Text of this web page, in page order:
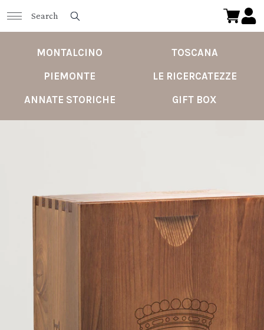
MONTALCINO
TOSCANA
PIEMONTE
LE RICERCATEZZE
ANNATE STORICHE
GIFT BOX